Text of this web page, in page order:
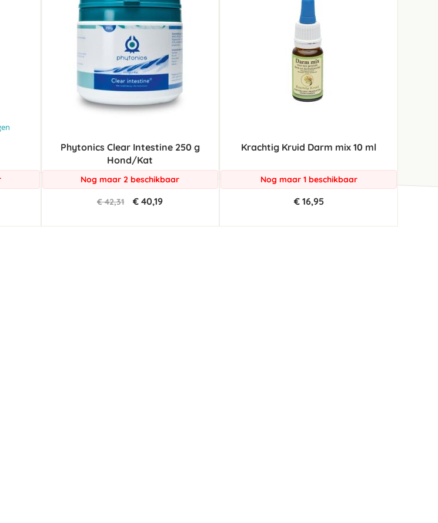
Phytonics Clear Intestine 250 g
Hond/Kat
Nog maar 2 beschikbaar
€ 42,31 € 40,19
Krachtig Kruid Darm mix 10 ml
Nog maar 1 beschikbaar
€ 16,95